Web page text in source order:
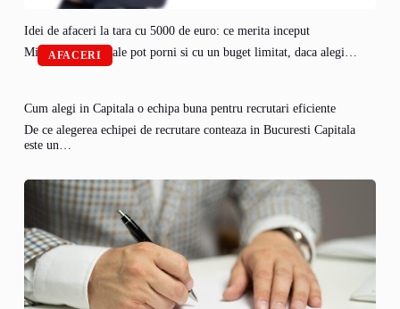
Idei de afaceri la tara cu 5000 de euro: ce merita inceput
Micile afaceri rurale pot porni si cu un buget limitat, daca alegi…
AFACERI
Cum alegi in Capitala o echipa buna pentru recrutari eficiente
De ce alegerea echipei de recrutare conteaza in Bucuresti Capitala
este un…